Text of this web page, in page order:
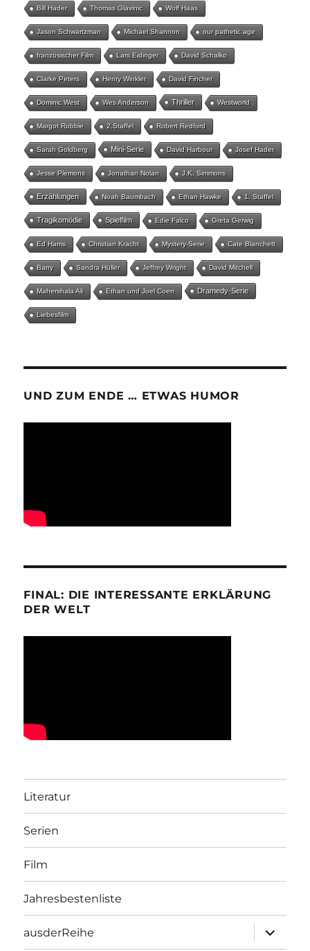
Bill Hader Thomas Glavinic Wolf Haas
Jason Schwartzman Michael Shannon our pathetic age
französischer Film Lars Eidinger David Schalko
Clarke Peters Henry Winkler David Fincher
Dominic West Wes Anderson Thriller Westworld
Margot Robbie 2.Staffel Robert Redford
Sarah Goldberg Mini-Serie David Harbour Josef Hader
Jesse Plemons Jonathan Nolan J.K. Simmons
Erzählungen Noah Baumbach Ethan Hawke 1. Staffel
Tragikomödie Spielfilm Edie Falco Greta Gerwig
Ed Harris Christian Kracht Mystery-Serie Cate Blanchett
Barry Sandra Hüller Jeffrey Wright David Mitchell
Mahershala Ali Ethan und Joel Coen Dramedy-Serie
Liebesfilm
UND ZUM ENDE … ETWAS HUMOR
FINAL: DIE INTERESSANTE ERKLÄRUNG
DER WELT
Literatur
Serien
Film
Jahresbestenliste
ausderReihe
öffnen